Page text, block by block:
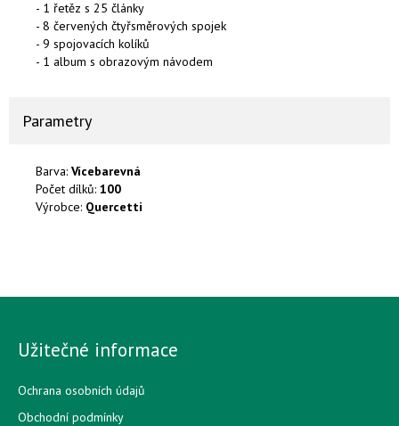
- 1 řetěz s 25 články
- 8 červených čtyřsměrových spojek
- 9 spojovacích kolíků
- 1 album s obrazovým návodem
Parametry
Barva: Vícebarevná
Počet dílků: 100
Výrobce: Quercetti
Užitečné informace
Ochrana osobních údajů
Obchodní podmínky